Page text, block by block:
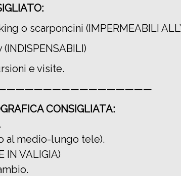
o scarponcini (IMPERMEABILI
e visite.
CONSIGLIATA:
al medio-lungo tele).
IN VALIGIA)